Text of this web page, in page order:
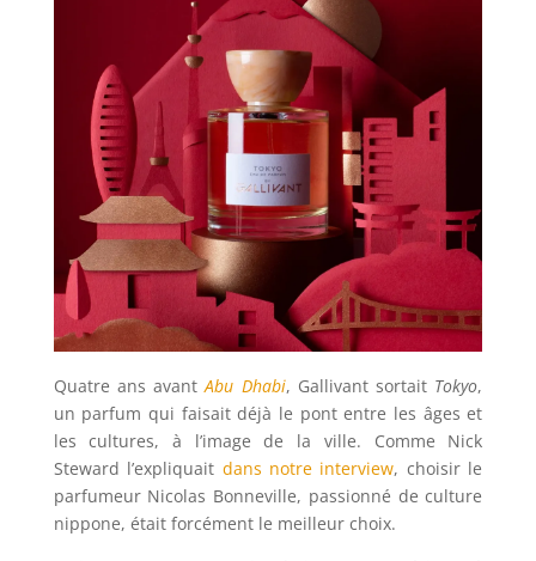
Quatre ans avantAbu Dhabi, Gallivant sortait Tokyo,
un parfum qui faisait déjà le pont entre les âges et
les cultures, à l’image de la ville. Comme Nick
Steward l’expliquait dans notre interview, choisir le
parfumeur Nicolas Bonneville, passionné de culture
nippone, était forcément le meilleur choix.